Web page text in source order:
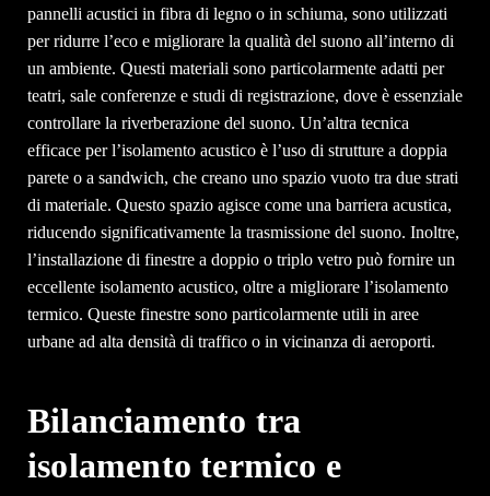
pannelli acustici in fibra di legno o in schiuma, sono utilizzati
per ridurre l’eco e migliorare la qualità del suono all’interno di
un ambiente. Questi materiali sono particolarmente adatti per
teatri, sale conferenze e studi di registrazione, dove è essenziale
controllare la riverberazione del suono. Un’altra tecnica
efficace per l’isolamento acustico è l’uso di strutture a doppia
parete o a sandwich, che creano uno spazio vuoto tra due strati
di materiale. Questo spazio agisce come una barriera acustica,
riducendo significativamente la trasmissione del suono. Inoltre,
l’installazione di finestre a doppio o triplo vetro può fornire un
eccellente isolamento acustico, oltre a migliorare l’isolamento
termico. Queste finestre sono particolarmente utili in aree
urbane ad alta densità di traffico o in vicinanza di aeroporti.
Bilanciamento tra
isolamento termico e